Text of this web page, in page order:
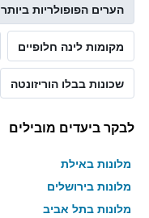
הערים הפופולריות ביותר
מקומות לינה חלופיים
שכונות בבלו הוריזונטה
לבקר ביעדים מובילים
מלונות באילת
מלונות בירושלים
מלונות בתל אביב